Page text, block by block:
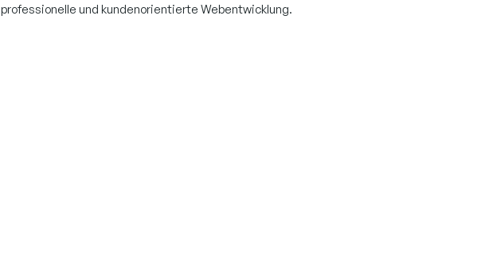
professionelle und kundenorientierte Webentwicklung.